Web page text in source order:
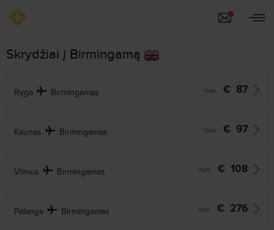
Skrydžiai į Birmingamą
Ryga Birmingamas nuo € 87
Kaunas Birmingamas nuo € 97
Vilnius Birmingamas nuo € 108
Palanga Birmingamas nuo € 276